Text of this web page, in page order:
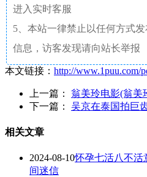
进入实时客服
5、本站一律禁止以任何方式
信息，访客发现请向站长举报
本文链接： http://www.1puu.com/
上一篇： 翁美玲电影(翁美
下一篇： 吴京在泰国拍巨
相关文章
2024-08-10怀孕七活八不活
间迷信